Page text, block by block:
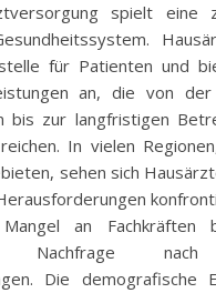
für Patienten und
an, die von
bis zur langfristigen
In vielen
sehen sich
an
Nachfrage nach
Die demografische